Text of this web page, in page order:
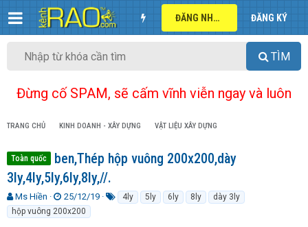
ĐĂNG NHẬP ĐĂNG KÝ
TÌM
Đừng cố SPAM, sẽ cấm vĩnh viễn ngay và luôn
TRANG CHỦ KINH DOANH - XÂY DỰNG VẬT LIỆU XÂY DỰNG
Toàn quốc
ben,Thép hộp vuông 200x200,dày
3ly,4ly,5ly,6ly,8ly,//.
T
h
r
Ms Hiền
N
g
à
25/12/19 4ly 5ly 6ly 8ly
dày 3ly
hộp vuông 200x200